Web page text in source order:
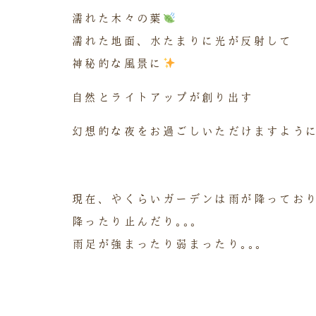
濡れた木々の葉
濡れた地面、水たまりに光が反射して
神秘的な風景に
自然とライトアップが創り出す
幻想的な夜をお過ごしいただけますよう
現在、やくらいガーデンは雨が降ってお
降ったり止んだり｡｡｡
雨足が強まったり弱まったり｡｡｡